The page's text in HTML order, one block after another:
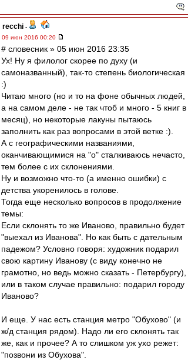
recchi -
09 июн 2016 00:20
# словесник » 05 июн 2016 23:35
Ух! Ну я филолог скорее по духу (и
самоназванный), так-то степень биологическая
:)
Читаю много (но и то на фоне обычных людей,
а на самом деле - не так чтоб и много - 5 книг в
месяц), но некоторые лакуны пытаюсь
заполнить как раз вопросами в этой ветке :).
А с географическими названиями,
оканчивающимися на "о" сталкиваюсь нечасто,
тем более с их склонениями.
Ну и возможно что-то (а именно ошибки) с
детства укоренилось в голове.
Тогда еще несколько вопросов в продолжение
темы:
Если склонять то же Иваново, правильно будет
"выехал из Иванова". Но как быть с дательным
падежом? Условно говоря: художник подарил
свою картину Иванову (с виду конечно не
грамотно, но ведь можно сказать - Петербургу),
или в таком случае правильно: подарил городу
Иваново?
И еще. У нас есть станция метро "Обухово" (и
ж/д станция рядом). Надо ли его склонять так
же, как и прочее? А то слишком уж ухо режет:
"позвони из Обухова".